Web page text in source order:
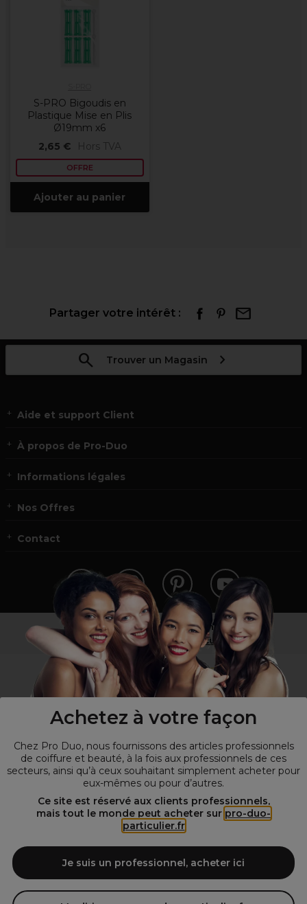
Achetez à votre façon
Chez Pro Duo, nous fournissons des articles professionnels
de coiffure et beauté, à la fois aux professionnels de ces
secteurs, ainsi qu’à ceux souhaitant simplement acheter pour
eux-mêmes ou pour d’autres.
Ce site est réservé aux clients professionnels,
mais tout le monde peut acheter sur pro-duo-
particulier.fr
Je suis un professionnel, acheter ici
S-PRO Bigoudis en
Plastique Mise en Plis
Ø19mm x6
2,65 €
Hors TVA
OFFRE
Ajouter au panier
Partager votre intérêt :
Trouver un Magasin
Aide et support Client
À propos de Pro-Duo
Informations légales
Nos Offres
Contact
Vous n’êtes pas un professionnel ?
Visitez notre site pour les particuliers!
Spécialiste de la coiffure et de la beauté, nous vous proposons une
large sélection de produits professionnels pour la coiffure et
Duo le fournisseur incontournable des salons de coiffure et instituts
de beauté! Notre gamme de produits s’adresse également à tous ceux
qui sont à la recherche de produits et d'accessoires de coiffure et de
matériel esthétique de qualité.